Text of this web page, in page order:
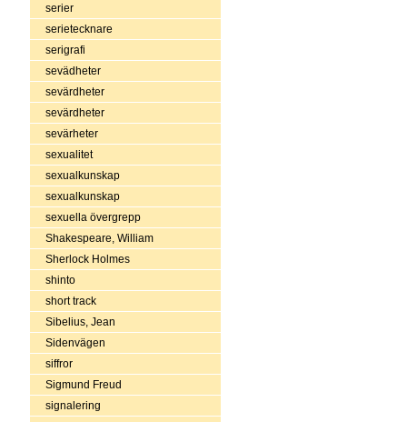
serier
serietecknare
serigrafi
sevädheter
sevärdheter
sevärdheter
sevärheter
sexualitet
sexualkunskap
sexualkunskap
sexuella övergrepp
Shakespeare, William
Sherlock Holmes
shinto
short track
Sibelius, Jean
Sidenvägen
siffror
Sigmund Freud
signalering